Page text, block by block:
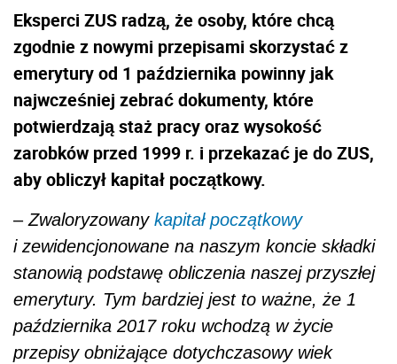
Eksperci ZUS radzą, że osoby, które chcą
zgodnie z nowymi przepisami skorzystać z
emerytury od 1 października powinny jak
najwcześniej zebrać dokumenty, które
potwierdzają staż pracy oraz wysokość
zarobków przed 1999 r. i przekazać je do ZUS,
aby obliczył kapitał początkowy.
–Zwaloryzowany kapitał początkowy
i zewidencjonowane na naszym koncie składki
stanowią podstawę obliczenia naszej przyszłej
emerytury. Tym bardziej jest to ważne, że 1
października 2017 roku wchodzą w życie
przepisy obniżające dotychczasowy wiek